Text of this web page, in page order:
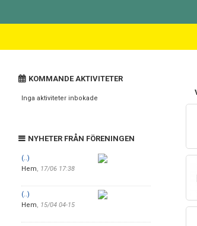
KOMMANDE AKTIVITETER
Inga aktiviteter inbokade
NYHETER FRÅN FÖRENINGEN
(..)
Hem, 17/06 17:38
(..)
Hem, 15/04 04-15